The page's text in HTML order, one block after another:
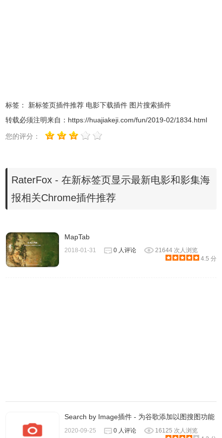
2.在左下角会显示电影或电视影集的片名、评分、介绍，最
接。
影海报更能融入浏览器分页中也是不错的作法。
标签： 新标签页插件推荐 电影下载插件 图片搜索插件
转载必须注明来自： https://huajiakeji.com/fun/2019-02/1834.html
您的评分：
RaterFox - 在新标签页显示最新电影和影集海
报相关Chrome插件推荐
MapTab
2018-01-31 0 人评论
21644 次人浏览
4.5 分
Search by Image插件 - 为谷歌添加以图搜图功能
2020-09-25 0 人评论
16125 次人浏览